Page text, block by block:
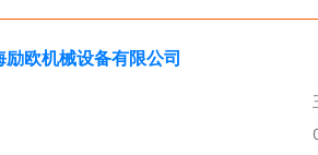
励欧机械设备有限公司